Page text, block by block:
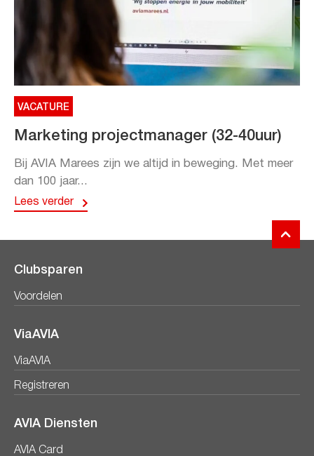
VACATURE
Marketing projectmanager (32-40uur)
Bij AVIA Marees zijn we altijd in beweging. Met meer
dan 100 jaar...
Lees verder
Clubsparen
Voordelen
ViaAVIA
ViaAVIA
Registreren
AVIA Diensten
AVIA Card